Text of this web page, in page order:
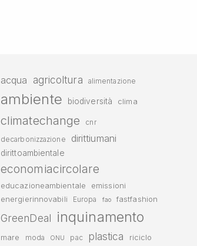
acqua agricoltura alimentazione
ambiente biodiversità clima
climatechange cnr
decarbonizzazione dirittiumani
dirittoambientale
economiacircolare
educazioneambientale
emissioni
energierinnovabili
Europa fao fastfashion
GreenDeal inquinamento
mare moda ONU pac plastica
riciclo